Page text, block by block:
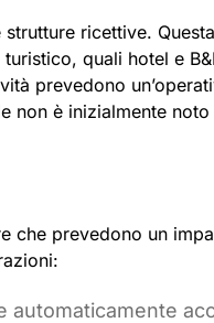
ricettive.
quali hotel e
prevedono
non è inizialmente noto
che prevedono un
automaticamente